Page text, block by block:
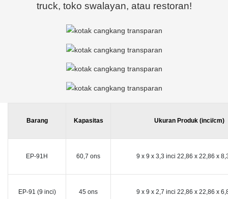
truck, toko swalayan, atau restoran!
Barang Kapasitas Ukuran Produk (inci/cm)
EP-91H 60,7 ons 9 x 9 x 3,3 inci 22,86 x 22,86 x
EP-91 (9 inci) 45 ons 9 x 9 x 2,7 inci 22,86 x 22,86 x